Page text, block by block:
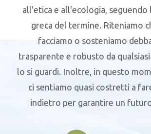
all'etica e all'ecologia,
greca del termine. Riteniamo
facciamo o sosteniamo
trasparente e robusto da
lo si guardi. Inoltre, in questo
ci sentiamo quasi costretti a
indietro per garantire un